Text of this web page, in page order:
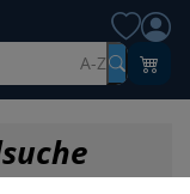
A-Z